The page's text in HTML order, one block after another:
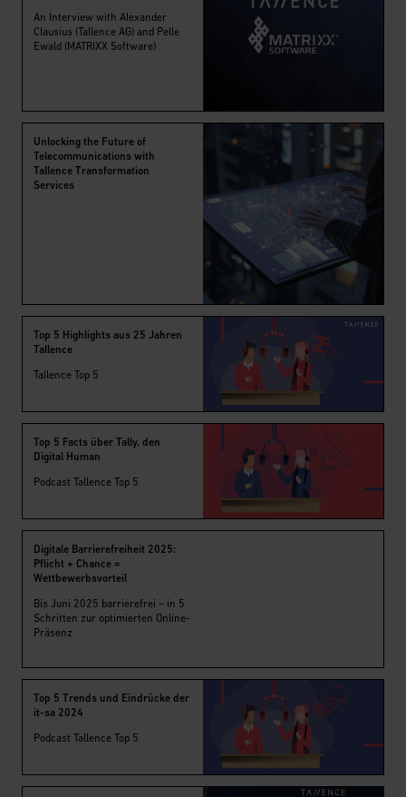
An Interview with Alexander
Clausius (Tallence AG) and Pelle
Ewald (MATRIXX Software)
Unlocking the Future of
Telecommunications with
Tallence Transformation
Services
Top 5 Highlights aus 25 Jahren
Tallence
Tallence Top 5
Top 5 Facts über Tally, den
Digital Human
Podcast Tallence Top 5
Digitale Barrierefreiheit 2025:
Pflicht + Chance =
Wettbewerbsvorteil
Bis Juni 2025 barrierefrei – in 5
Schritten zur optimierten Online-
Präsenz
Top 5 Trends und Eindrücke der
it-sa 2024
Podcast Tallence Top 5